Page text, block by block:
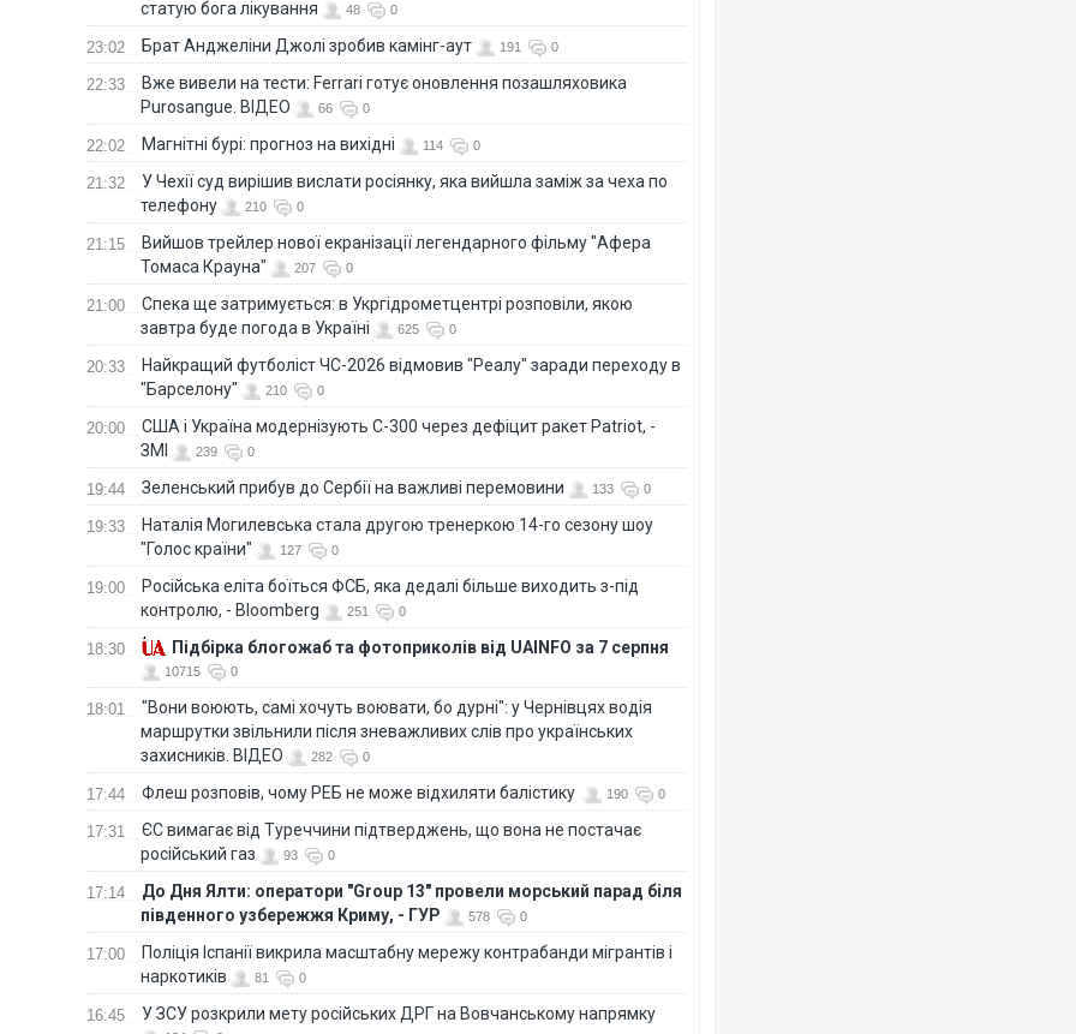
статую бога лікування
48 0
23:02 Брат Анджеліни Джолі зробив камінг-аут 191 0
22:33
Вже вивели на тести: Ferrari готує оновлення позашляховика
Purosangue. ВІДЕО
66 0
22:02 Магнітні бурі: прогноз на вихідні 114 0
21:32
У Чехії суд вирішив вислати росіянку, яка вийшла заміж за чеха по
телефону
210 0
21:15
Вийшов трейлер нової екранізації легендарного фільму "Афера
Томаса Крауна"
207 0
21:00
Спека ще затримується: в Укргідрометцентрі розповіли, якою
завтра буде погода в Україні
625 0
20:33
Найкращий футболіст ЧС-2026 відмовив "Реалу" заради переходу в
"Барселону"
210 0
20:00
США і Україна модернізують С-300 через дефіцит ракет Patriot, -
ЗМІ
239 0
19:44 Зеленський прибув до Сербії на важливі перемовини 133 0
19:33
Наталія Могилевська стала другою тренеркою 14-го сезону шоу
"Голос країни"
127 0
19:00
Російська еліта боїться ФСБ, яка дедалі більше виходить з-під
контролю, - Bloomberg
251 0
18:30 Підбірка блогожаб та фотоприколів від UAINFO за 7 серпня
10715 0
18:01
"Вони воюють, самі хочуть воювати, бо дурні": у Чернівцях водія
маршрутки звільнили після зневажливих слів про українських
захисників. ВІДЕО
282 0
17:44 Флеш розповів, чому РЕБ не може відхиляти балістику 190 0
17:31
ЄС вимагає від Туреччини підтверджень, що вона не постачає
російський газ
93 0
17:14
До Дня Ялти: оператори "Group 13" провели морський парад біля
південного узбережжя Криму, - ГУР
578 0
17:00
Поліція Іспанії викрила масштабну мережу контрабанди мігрантів і
наркотиків
81 0
16:45 У ЗСУ розкрили мету російських ДРГ на Вовчанському напрямку